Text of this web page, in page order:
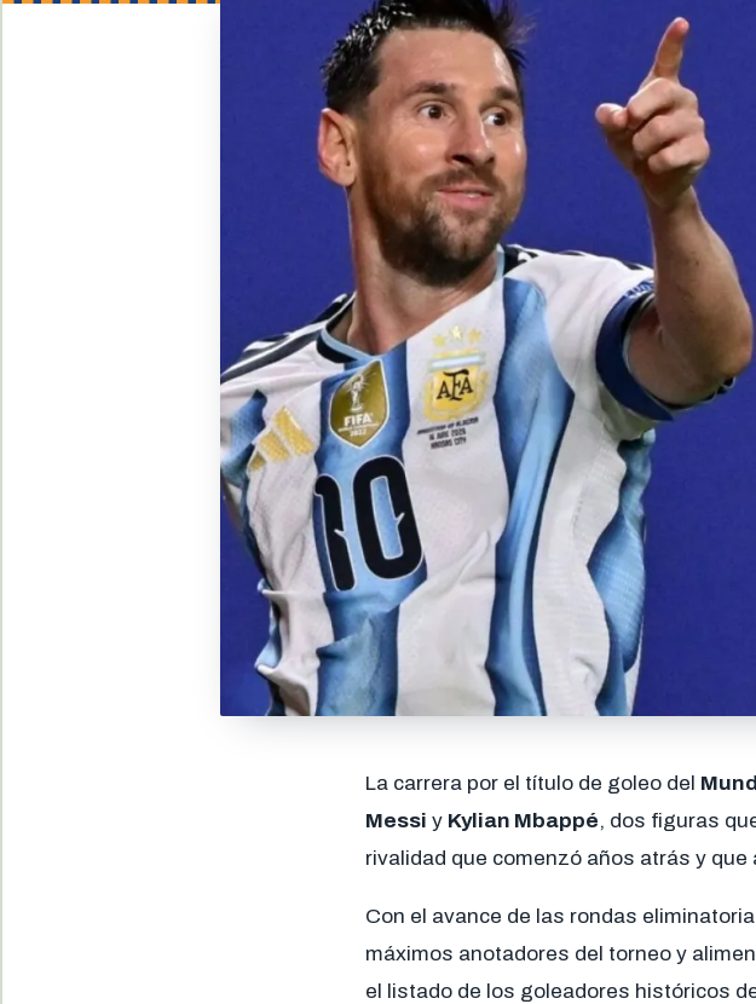
La carrera por el título de goleo del
Messi y Kylian Mbappé, dos figuras
rivalidad que comenzó años atrás y
Con el avance de las rondas
máximos anotadores del torneo y
el listado de los goleadores históricos